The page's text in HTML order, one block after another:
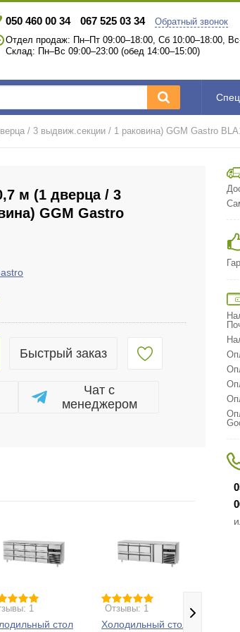
050 460 00 34 067 525 03 34
Обратный звонок
Отдел продаж: Пн–Пт 09:00–18:00, Сб 10:00–18:00,
Склад: Пн–Вс 09:00–23:00 (обед 14:00–15:00)
/ 3 выдвиж.секции / 1 раковина) GGM Gastro
м (1 дверца / 3
GGM Gastro
Быстрый заказ
Чат c
менеджером
1
стол
Отзывы: 1
Холодильный стол